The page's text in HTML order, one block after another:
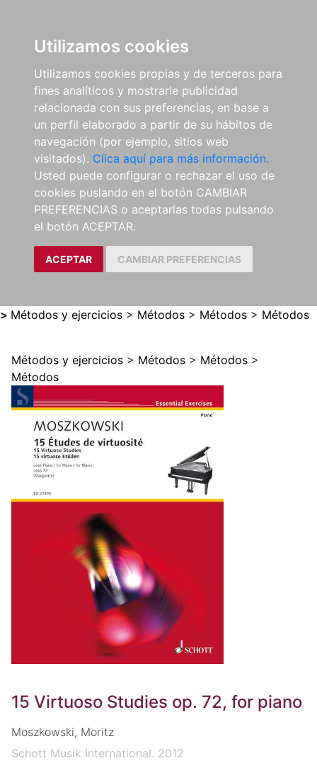
Utilizamos cookies
Utilizamos cookies propias y de terceros para
fines analíticos y mostrarle publicidad
relacionada con sus preferencias, en base a
un perfil elaborado a partir de su hábitos de
navegación (por ejemplo, sitios web
visitados). Clica aquí para más información.
Usted puede configurar o rechazar el uso de
cookies puslando en el botón CAMBIAR
PREFERENCIAS o aceptarlas todas pulsando
el botón ACEPTAR.
ACEPTAR CAMBIAR PREFERENCIAS
> Métodos y ejercicios > Métodos > Métodos > Métodos
Métodos y ejercicios > Métodos > Métodos >
Métodos
15 Virtuoso Studies op. 72, for piano
Moszkowski, Moritz
Schott Musik International. 2012